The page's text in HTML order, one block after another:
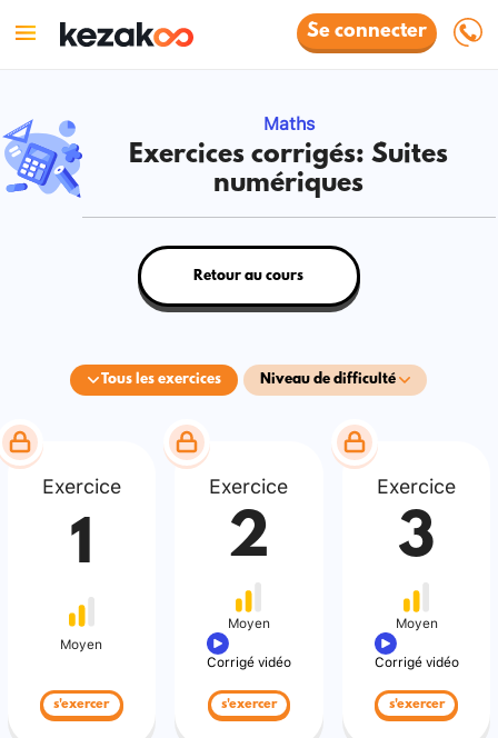
Se connecter
Maths
Exercices corrigés: Suites
numériques
Tous les exercices Niveau de difficulté
Retour au cours
Exercice
1
Moyen
s'exercer
Exercice
2
Moyen
Corrigé vidéo
s'exercer
Exercice
3
Moyen
Corrigé vidéo
s'exercer